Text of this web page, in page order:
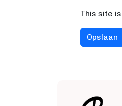
This site